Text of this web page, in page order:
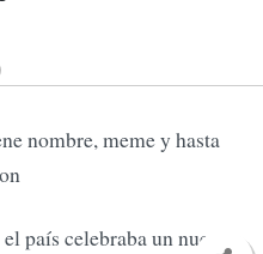
nombre, meme y hasta
país celebraba un nuevo